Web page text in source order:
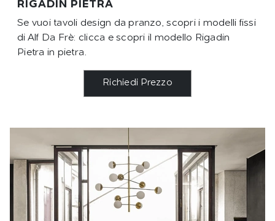
RIGADIN PIETRA
Se vuoi tavoli design da pranzo, scopri i modelli fissi
di Alf Da Frè: clicca e scopri il modello Rigadin
Pietra in pietra.
Richiedi Prezzo